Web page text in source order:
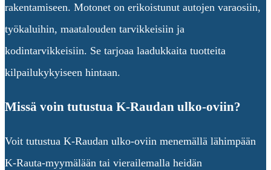
rakentamiseen. Motonet on erikoistunut autojen varaosiin,
työkaluihin, maatalouden tarvikkeisiin ja
kodintarvikkeisiin. Se tarjoaa laadukkaita tuotteita
kilpailukykyiseen hintaan.
Missä voin tutustua K-Raudan ulko-oviin?
Voit tutustua K-Raudan ulko-oviin menemällä lähimpään
K-Rauta-myymälään tai vierailemalla heidän